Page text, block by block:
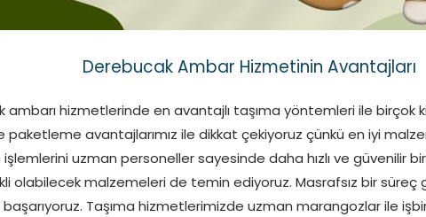
Derebucak Ambar Hizmetinin Avantajları
ambarı hizmetlerinde en avantajlı taşıma yöntemleri ile birçok
paketleme avantajlarımız ile dikkat çekiyoruz çünkü en iyi
uzman personeller sayesinde daha hızlı ve güvenilir
olabilecek malzemeleri de temin ediyoruz. Masrafsız bir süreç
Taşıma hizmetlerimizde uzman marangozlar ile